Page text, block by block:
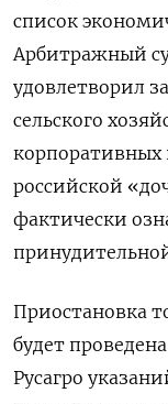
список
Арбитражный
удовлетворил
сельского
российской
фактически
Приостановка
будет
Русагро